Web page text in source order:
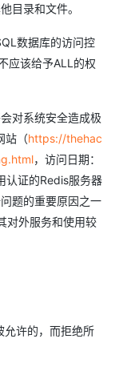
目录和文件。
数据库的访问控
应该给予ALL的权
对系统安全造成极
站（https://thehac
，访问日期：
认证的Redis服务器
题的重要原因之一
对外服务和使用较
允许的，而拒绝所